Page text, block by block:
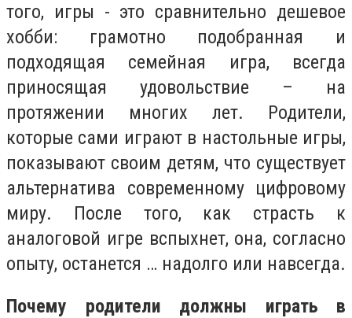
того, игры - это сравнительно дешевое
хобби: грамотно подобранная и
подходящая семейная игра, всегда
приносящая удовольствие – на
протяжении многих лет. Родители,
которые сами играют в настольные игры,
показывают своим детям, что существует
альтернатива современному цифровому
миру. После того, как страсть к
аналоговой игре вспыхнет, она, согласно
опыту, останется … надолго или навсегда.
Почему родители должны играть в